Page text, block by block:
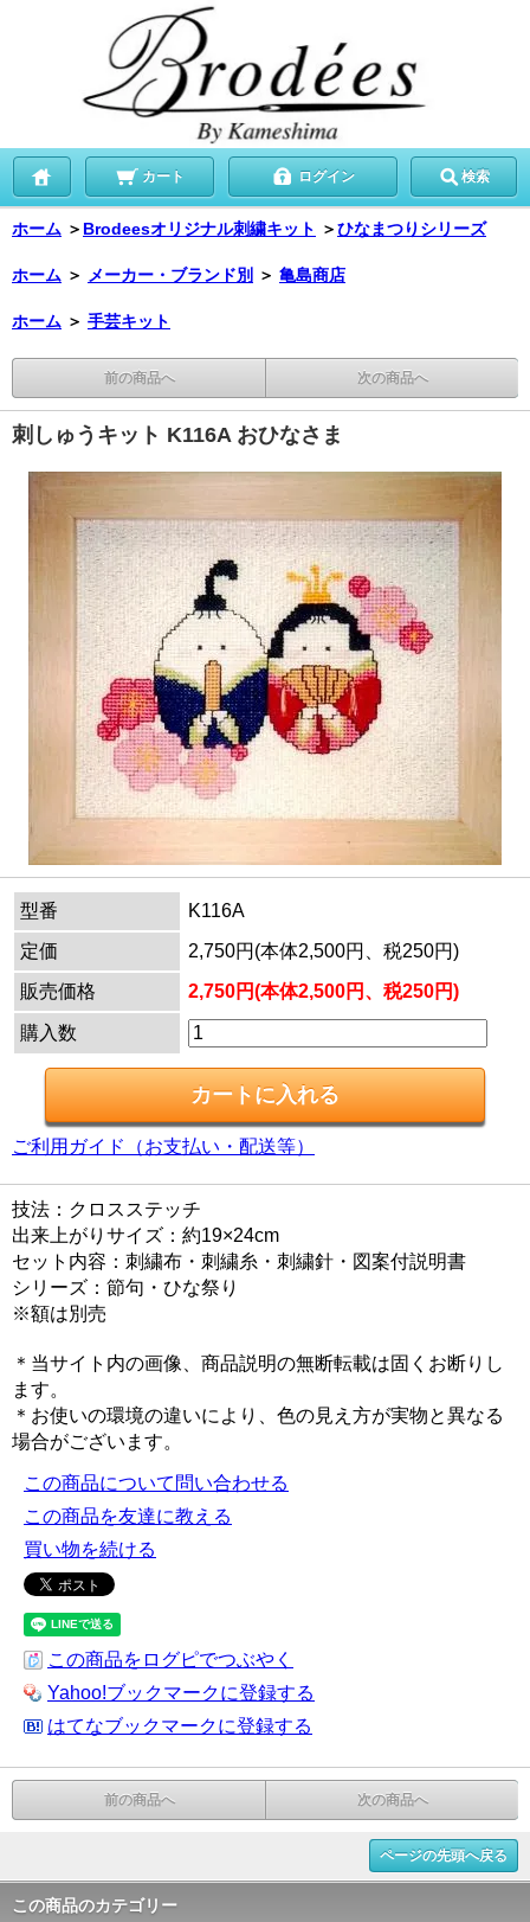
カート ログイン 検索
ホーム ＞ Brodeesオリジナル刺繍キット ＞ひなまつりシリーズ
ホーム ＞ メーカー・ブランド別 ＞ 亀島商店
ホーム ＞ 手芸キット
前の商品へ 次の商品へ
刺しゅうキット K116A おひなさま
型番
K116A
定価
2,750円(本体2,500円、税250円)
販売価格
2,750円(本体2,500円、税250円)
購入数
ご利用ガイド（お支払い・配送等）
技法：クロスステッチ
出来上がりサイズ：約19×24cm
セット内容：刺繍布・刺繍糸・刺繍針・図案付説明書
シリーズ：節句・ひな祭り
※額は別売
＊当サイト内の画像、商品説明の無断転載は固くお断りし
ます。
＊お使いの環境の違いにより、色の見え方が実物と異なる
場合がございます。
この商品について問い合わせる
この商品を友達に教える
買い物を続ける
この商品をログピでつぶやく
Yahoo!ブックマークに登録する
はてなブックマークに登録する
前の商品へ 次の商品へ
ページの先頭へ戻る
この商品のカテゴリー